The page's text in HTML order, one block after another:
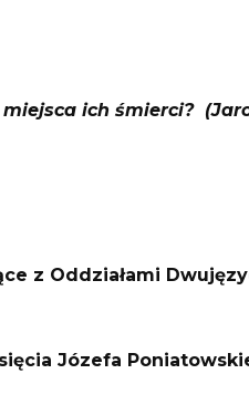
miejsca ich śmierci?
z Oddziałami
Józefa